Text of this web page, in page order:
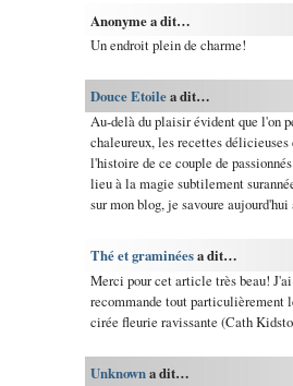
Anonyme a dit…
Un endroit plein de charme!
Douce Etoilea dit…
Au-delà du plaisir évident que l'on
chaleureux, les recettes
l'histoire de ce couple de
lieu à la magie subtilement
sur mon blog, je savoure
Thé et graminéesa dit…
Merci pour cet article très beau!
recommande tout particulièrement
cirée fleurie ravissante (Cath
Unknowna dit…